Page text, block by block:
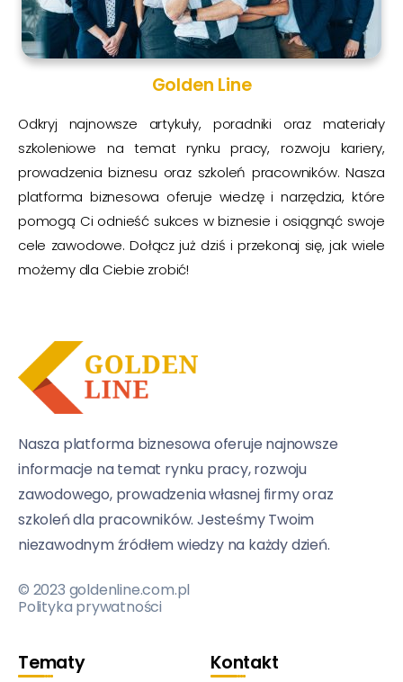
Golden Line
Odkryj najnowsze artykuły, poradniki oraz materiały
szkoleniowe na temat rynku pracy, rozwoju kariery,
prowadzenia biznesu oraz szkoleń pracowników. Nasza
platforma biznesowa oferuje wiedzę i narzędzia, które
pomogą Ci odnieść sukces w biznesie i osiągnąć swoje
cele zawodowe. Dołącz już dziś i przekonaj się, jak wiele
możemy dla Ciebie zrobić!
Nasza platforma biznesowa oferuje najnowsze
informacje na temat rynku pracy, rozwoju
zawodowego, prowadzenia własnej firmy oraz
szkoleń dla pracowników. Jesteśmy Twoim
niezawodnym źródłem wiedzy na każdy dzień.
© 2023 goldenline.com.pl
Polityka prywatności
Tematy Kontakt